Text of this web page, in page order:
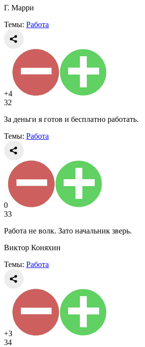
Г. Марри
Темы: Работа
+4
32
За деньги я готов и бесплатно работать.
Темы: Работа
0
33
Работа не волк. Зато начальник зверь.
Виктор Коняхин
Темы: Работа
+3
34